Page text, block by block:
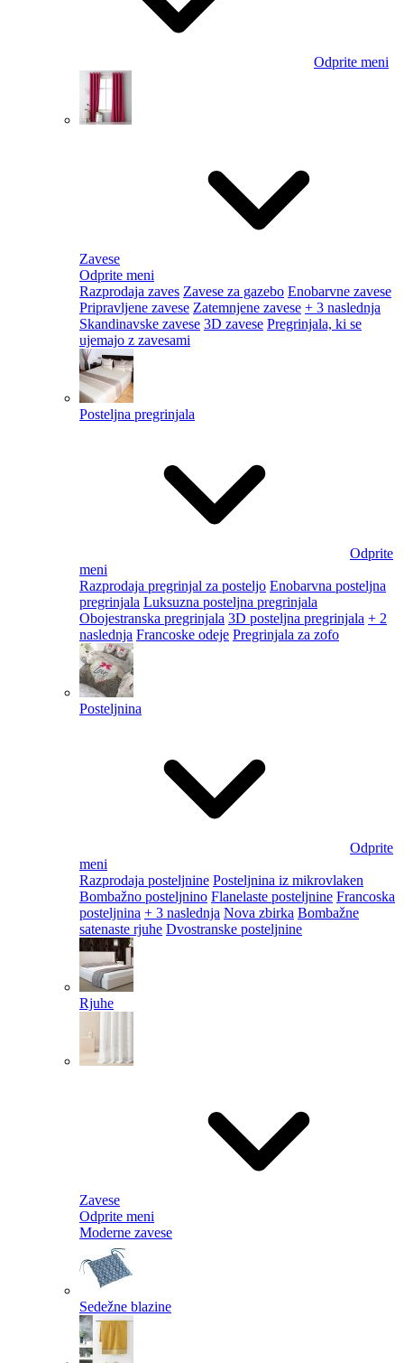
Odprite meni
Zavese
Odprite meni
Razprodaja zaves Zavese za gazebo Enobarvne zavese
Pripravljene zavese Zatemnjene zavese + 3 naslednja
Skandinavske zavese 3D zavese Pregrinjala, ki se
ujemajo z zavesami
Posteljna pregrinjala
Odprite
meni
Razprodaja pregrinjal za posteljo Enobarvna posteljna
pregrinjala Luksuzna posteljna pregrinjala
Obojestranska pregrinjala 3D posteljna pregrinjala + 2
naslednja Francoske odeje Pregrinjala za zofo
Posteljnina
Odprite
meni
Razprodaja posteljnine Posteljnina iz mikrovlaken
Bombažno posteljnino Flanelaste posteljnine Francoska
posteljnina + 3 naslednja Nova zbirka Bombažne
satenaste rjuhe Dvostranske posteljnine
Rjuhe
Zavese
Odprite meni
Moderne zavese
Sedežne blazine